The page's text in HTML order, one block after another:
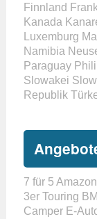
Finnland
Kanada
Luxemburg
Namibia
Paraguay
Slowakei
Republik
7 für 5 Amazon
3er Touring
Camper E-